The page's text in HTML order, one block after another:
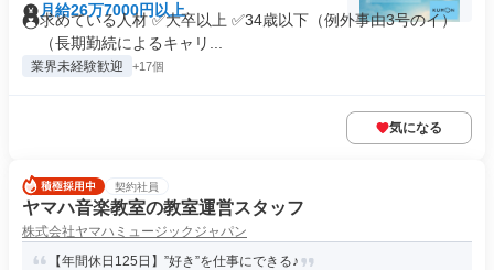
月給26万7000円以上
求めている人材 ✅大卒以上 ✅34歳以下（例外事由3号のイ）
（長期勤続によるキャリ...
業界未経験歓迎 +17個
気になる
契約社員
ヤマハ音楽教室の教室運営スタッフ
株式会社ヤマハミュージックジャパン
【年間休日125日】”好き”を仕事にできる♪